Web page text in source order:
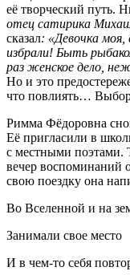
её творческий путь.
отец сатирика
сказал: «Девочка моя,
избрали! Быть
раз женское дело,
Но и это
что повлиять…
Римма Фёдоровна
Её пригласили в
с местными поэтами.
вечер воспоминаний
свою поездку она
Во Вселенной и на
Занимали свое место
И в чем-то себя